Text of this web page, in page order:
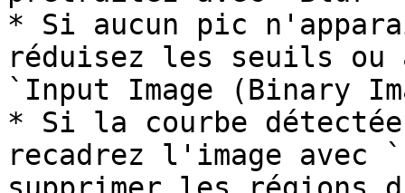
* Si aucun pic
réduisez les seuils ou
`Input Image (Binary
* Si la courbe
recadrez l'image avec